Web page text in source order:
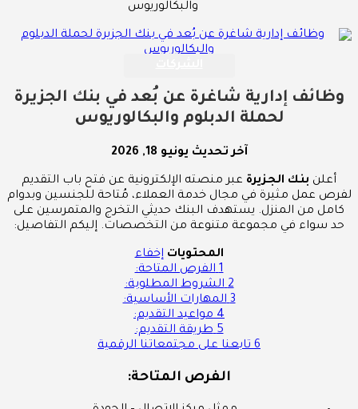
والبكالوريوس
وظائف إدارية شاغرة عن بُعد في بنك الجزيرة
لحملة الدبلوم والبكالوريوس
آخر تحديث يونيو 18, 2026
أعلن بنك الجزيرة عبر منصته الإلكترونية عن فتح باب التقديم
لفرص عمل مثيرة في مجال خدمة العملاء، مُتاحة للجنسين وبدوام
كامل من المنزل. يستهدف البنك حديثي التخرج والمتمرسين على
حد سواء في مجموعة متنوعة من التخصصات. إليكم التفاصيل:
المحتويات إخفاء
1 الفرص المتاحة:
2 الشروط المطلوبة:
3 المهارات الأساسية:
4 مواعيد التقديم:
5 طريقة التقديم:
6 تابعنا على مجتمعاتنا الرقمية
الفرص المتاحة: